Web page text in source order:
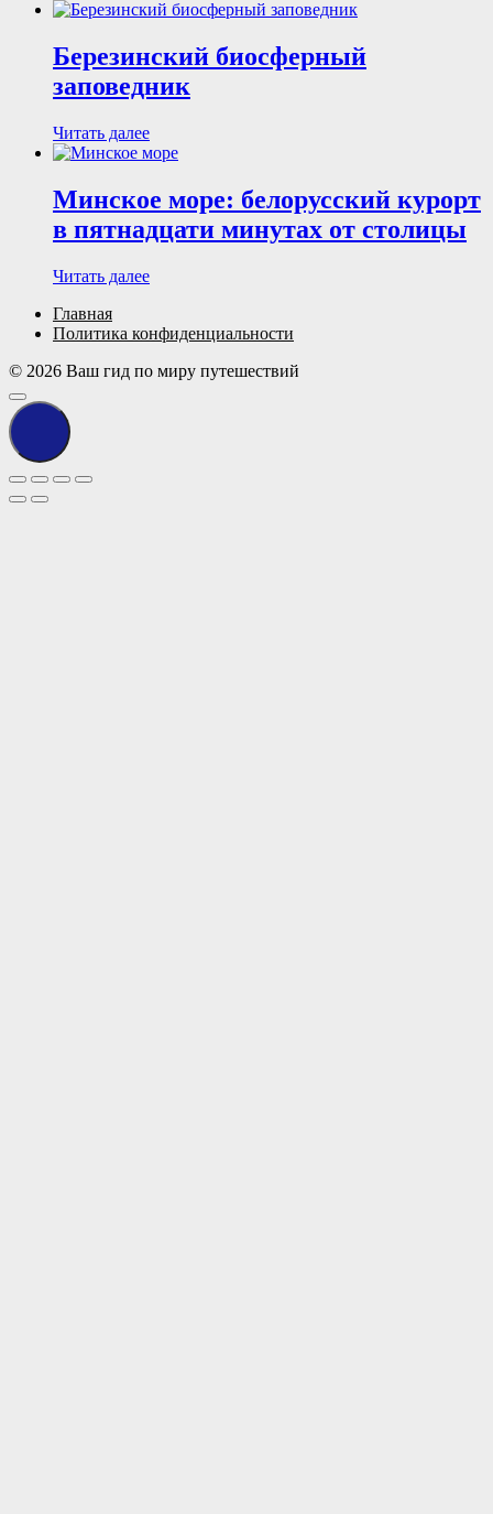
Березинский биосферный
заповедник
Читать далее
Минское море: белорусский курорт
в пятнадцати минутах от столицы
Читать далее
Главная
Политика конфиденциальности
© 2026 Ваш гид по миру путешествий